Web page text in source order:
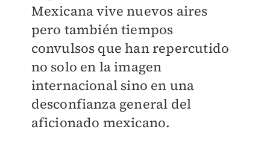
Mexicana vive nuevos aires
pero también tiempos
convulsos que han repercutido
no solo en la imagen
internacional sino en una
desconfianza general del
aficionado mexicano.